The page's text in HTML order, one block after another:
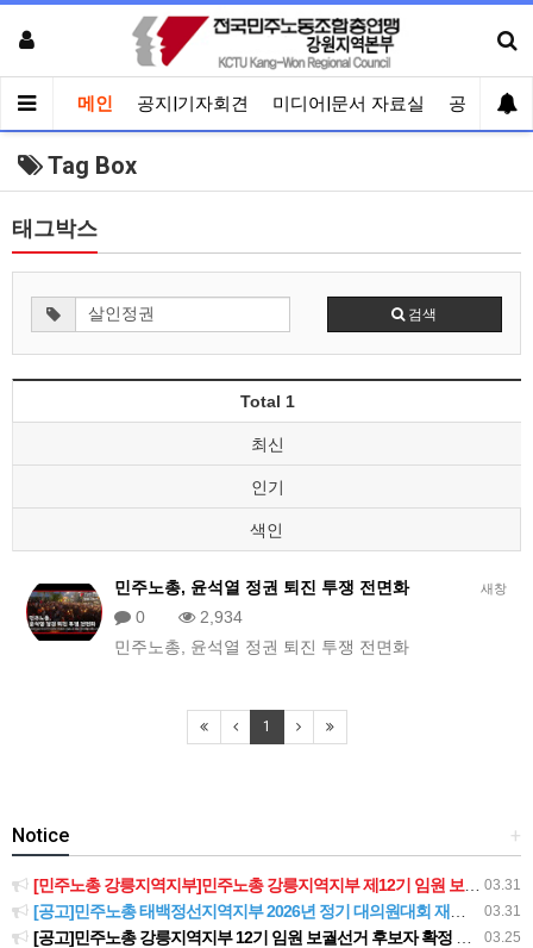
메인 공지|기자회견 미디어|문서 자료실 공유게시
Tag Box
태그박스
검색
Total 1
최신
인기
색인
새창
민주노총, 윤석열 정권 퇴진 투쟁 전면화
0
2,934
민주노총, 윤석열 정권 퇴진 투쟁 전면화
1
+
Notice
03.31
[민주노총 강릉지역지부]민주노총 강릉지역지부 제12기 임원 보궐선거결과 공고
03.31
[공고]민주노총 태백정선지역지부 2026년 정기 대의원대회 재소집 건
03.25
[공고]민주노총 강릉지역지부 12기 임원 보궐선거 후보자 확정 공고